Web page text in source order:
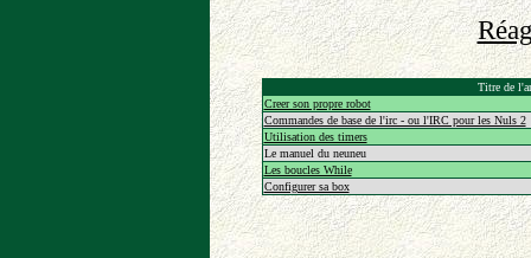
Titre de
Creer son propre robot
Commandes de base de l'irc - ou l'IRC pour les Nuls 2
Utilisation des timers
Le manuel du neuneu
Les boucles While
Configurer sa box